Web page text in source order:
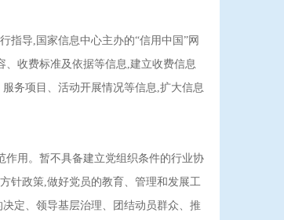
导,国家信息中心主办的“信用中国”网
收费标准及依据等信息,建立收费信息
务项目、活动开展情况等信息,扩大信息
用。暂不具备建立党组织条件的行业协
针政策,做好党员的教育、管理和发展工
定、领导基层治理、团结动员群众、推